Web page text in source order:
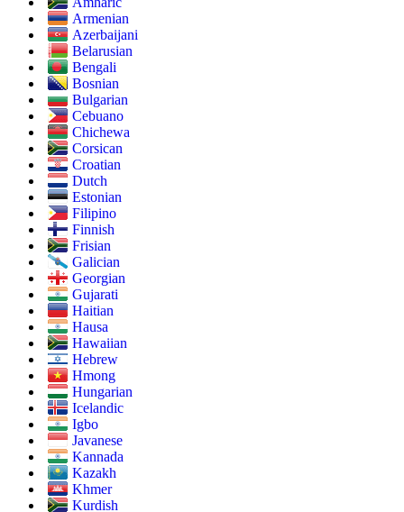
Armenian
Azerbaijani
Belarusian
Bengali
Bosnian
Bulgarian
Cebuano
Chichewa
Corsican
Croatian
Dutch
Estonian
Filipino
Finnish
Frisian
Galician
Georgian
Gujarati
Haitian
Hausa
Hawaiian
Hebrew
Hmong
Hungarian
Icelandic
Igbo
Javanese
Kannada
Kazakh
Khmer
Kurdish